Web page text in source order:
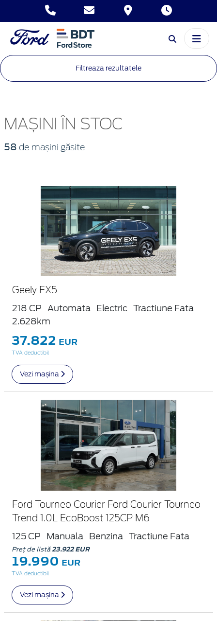
Filtreaza rezultatele
MAȘINI ÎN STOC
58 de mașini găsite
Geely EX5
218 CP Automata Electric
Tractiune Fata
2.628km
37.822 EUR
TVA deductibil
Vezi mașina
Ford Tourneo Courier Ford Courier Tourneo
Trend 1.0L EcoBoost 125CP M6
125 CP Manuala Benzina Tractiune Fata
Preț de listă23.922 EUR
19.990 EUR
TVA deductibil
Vezi mașina